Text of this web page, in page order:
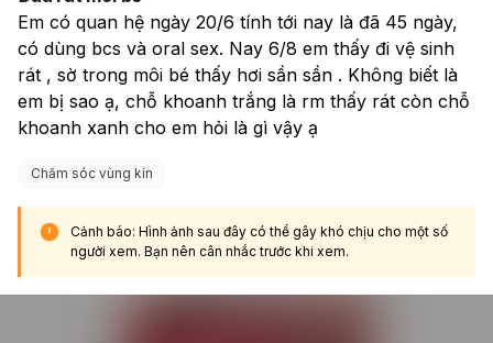
Em có quan hệ ngày 20/6 tính tới nay là đã 45 ngày,
có dùng bcs và oral sex. Nay 6/8 em thấy đi vệ sinh
rát , sờ trong môi bé thấy hơi sần sần . Không biết là
em bị sao ạ, chỗ khoanh trắng là rm thấy rát còn chỗ
khoanh xanh cho em hỏi là gì vậy ạ
Chăm sóc vùng kín
Cảnh báo: Hình ảnh sau đây có thể gây khó chịu cho một số
người xem. Bạn nên cân nhắc trước khi xem.